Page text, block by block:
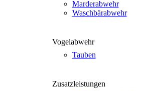
Mar­der­ab­wehr
Wasch­bär­ab­wehr
Vogel­ab­wehr
Tau­ben
Zusatz­leis­tun­gen